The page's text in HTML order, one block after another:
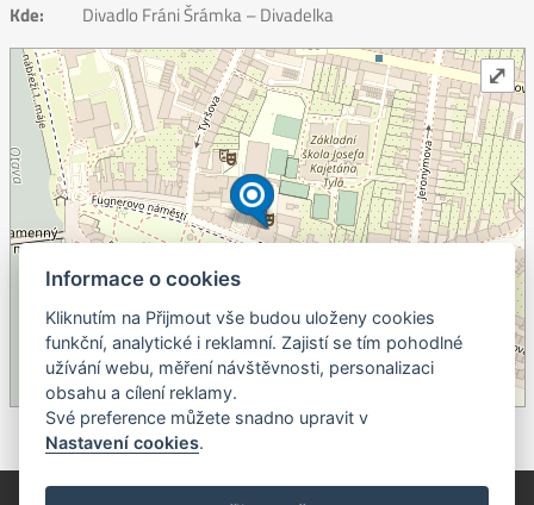
Kde: Divadlo Fráni Šrámka – Divadelka
©OpenStreetMapcontributors.
⤢
© Píseckem / Kalendárium (Změna programu vyhrazena!) (Cookies)
Informace o cookies
Kliknutím na Přijmout vše budou uloženy cookies
funkční, analytické i reklamní. Zajistí se tím pohodlné
užívání webu, měření návštěvnosti, personalizaci
obsahu a cílení reklamy.
Své preference můžete snadno upravit v
Nastavení cookies.